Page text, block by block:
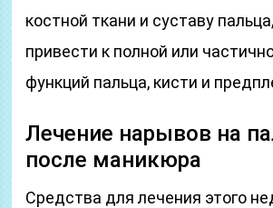
костной ткани и суставу
привести к полной или
функций пальца, кисти и
Лечение нарывов на
после маникюра
Средства для лечения этого